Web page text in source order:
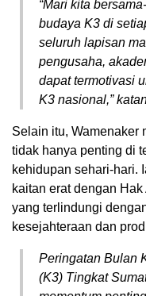
“Mari kita
budaya K3 di
seluruh lapisan
pengusaha,
dapat termotivasi
K3 nasional,”
Selain itu, Wamenaker
tidak hanya penting di
kehidupan sehari-hari.
kaitan erat dengan
yang terlindungi
kesejahteraan dan
Peringatan Bulan
(K3) Tingkat